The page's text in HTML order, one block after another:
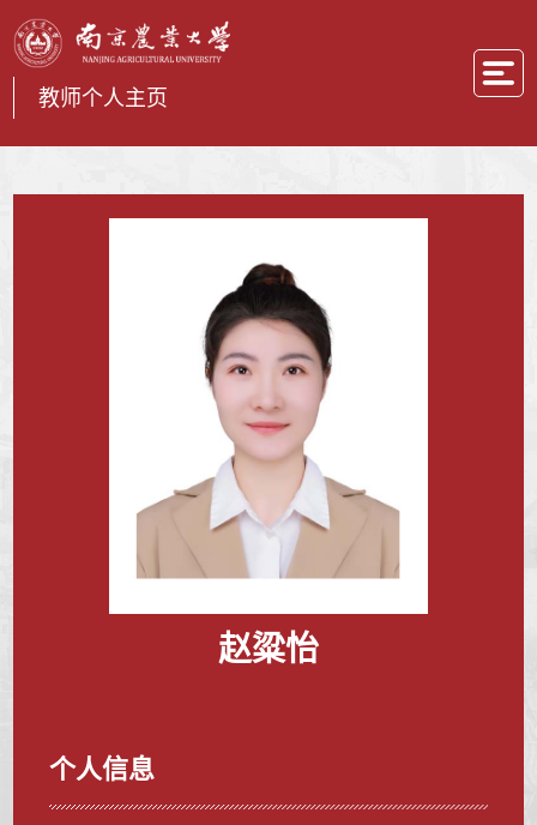
教师个人主页
赵粱怡
个人信息